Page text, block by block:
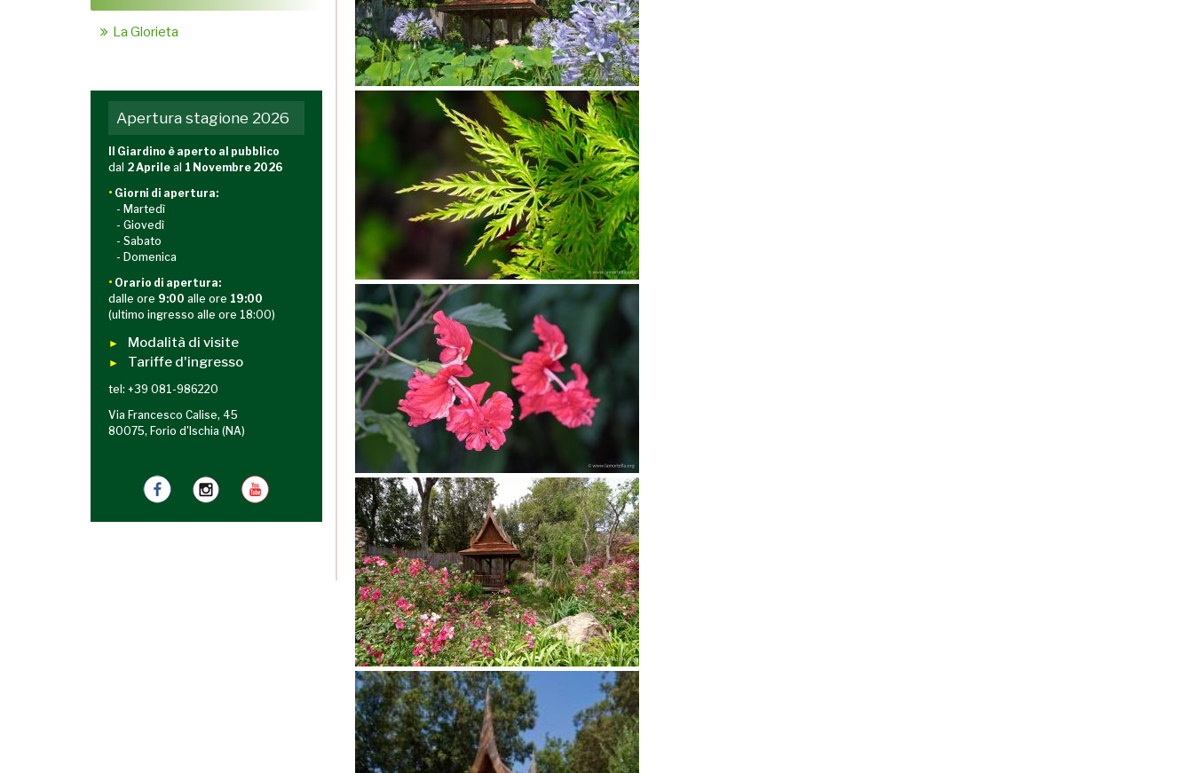
La Glorieta
Apertura stagione 2026
Il Giardino è aperto al pubblico
dal 2 Aprile al 1 Novembre 2026
• Giorni di apertura:
- Martedì
- Giovedì
- Sabato
- Domenica
• Orario di apertura:
dalle ore 9:00 alle ore 19:00
(ultimo ingresso alle ore 18:00)
► Modalità di visite
► Tariffe d'ingresso
tel: +39 081-986220
Via Francesco Calise, 45
80075, Forio d'Ischia (NA)